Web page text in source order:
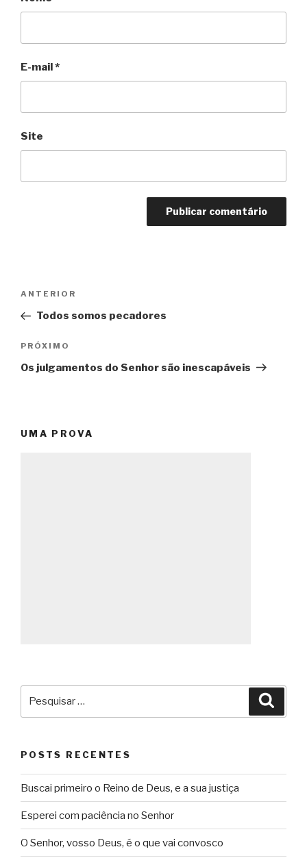
E-mail*
Site
Post
Post
anterior
ANTERIOR
Todos somos pecadores
Próximo
post
PRÓXIMO
Os julgamentos do Senhor são inescapáveis
UMA PROVA
POSTS RECENTES
Buscai primeiro o Reino de Deus, e a sua justiça
Esperei com paciência no Senhor
O Senhor, vosso Deus, é o que vai convosco